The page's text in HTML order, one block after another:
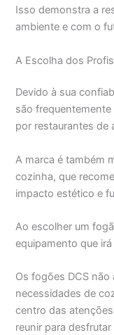
Isso demonstra a
ambiente e com o
A Escolha dos
Devido à sua
são
por restaurantes de
A marca é também
cozinha, que
impacto estético e
Ao escolher um
equipamento que
Os fogões DCS
necessidades de
centro das
reunir para